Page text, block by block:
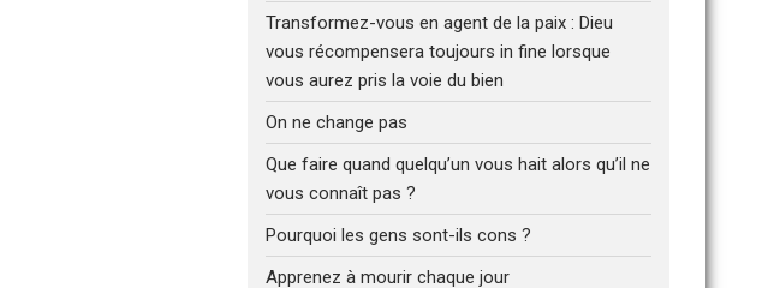
Transformez-vous en agent de la paix : Dieu
vous récompensera toujours in fine lorsque
vous aurez pris la voie du bien
On ne change pas
Que faire quand quelqu’un vous hait alors qu’il ne
vous connaît pas ?
Pourquoi les gens sont-ils cons ?
Apprenez à mourir chaque jour